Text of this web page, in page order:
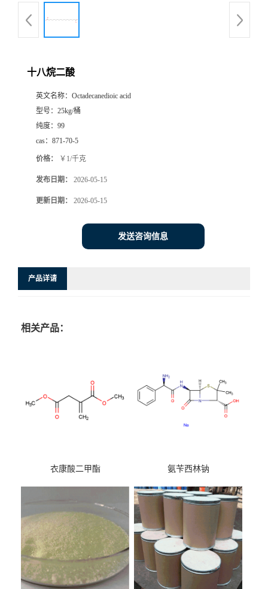
十八烷二酸
英文名称： Octadecanedioic acid
型号： 25kg/桶
纯度： 99
cas： 871-70-5
价格： ￥1/千克
发布日期： 2026-05-15
更新日期： 2026-05-15
发送咨询信息
产品详请
相关产品：
衣康酸二甲酯 氨苄西林钠